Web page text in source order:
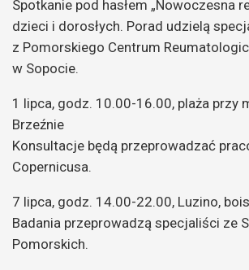
Spotkanie pod hasłem „Nowoczesna
dzieci i dorosłych. Porad udzielą
z Pomorskiego Centrum
w Sopocie.
1 lipca, godz. 10.00-16.00, plaża przy
Brzeźnie
Konsultacje będą przeprowadzać
Copernicusa.
7 lipca, godz. 14.00-22.00, Luzino,
Badania przeprowadzą specjaliści ze
Pomorskich.